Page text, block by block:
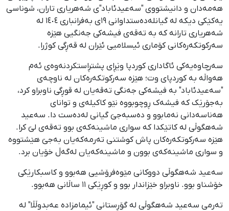
هەمەدان و دانیشتووی "سەعیدئاباد"ی شەهریاری تاران، شوناسی
یەکێکی دیکە لە گیانلەدەستداوانی ١٩ی بەفرانباری ١٤٠٤ لە
شەهریاری تارانە کە بە تەقەی فیشەکی جەنگیی هێزە
سەرکوتکەرەکانی کۆماری ئیسلامیی ئێران لە قەڕگی کوژرا.
سەرچاوەیەکی ئاگاداری کوردپا وێڕای پشتڕاستکردنەوەی ئەم
هەواڵە بە کوردپای وت؛ هێزە سەرکوتکەرەکان لە ناوچەی
"سەعیدئاباد" بە فیشەکی جەنگی تەقەیان لە قوڕگی ناوبراو کرد،
بەجۆرێک کە فیشەک ڕوچوبووە نێو کاکیلەی و توانای
هەناسەدانی نەمابوو و دەسبەجێ گیانی لەدەست دا. سەعید
شەهگوڵی لە کاتێکدا کە سواری ماشینەکەی بوو تەقەی لێ کرا.
هێزە سەرکوتکەرەکان پاش کوشتنی تەرمەکەیان بەجێ هێشتووە
و سواری ماشینەکەی بوون و ماشینەکەیان لەگەڵ خۆیان برد.
سەعید شەهگوڵی دووکانی مێوەفرۆشیی هەبوو و کاسبکارێکی
خۆشناو بوو. ناوبراو خێزاندار بوو و کوڕێکی ١١ ساڵانی هەبوو.
تەرمی سەعید شەهگوڵی لە گۆڕستانی "ئیمامزادە عەبدوڵڵا" لە